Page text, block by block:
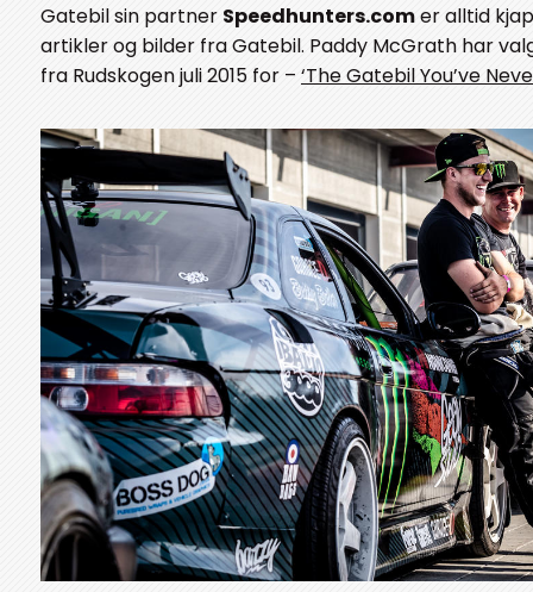
Gatebil sin partner Speedhunters.comer alltid
artikler og bilder fra Gatebil. Paddy McGrath har
fra Rudskogen juli 2015 for – ‘The Gatebil You’ve